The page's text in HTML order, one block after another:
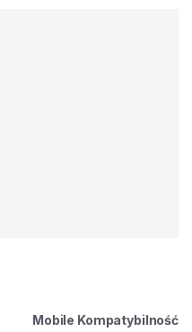
Mobile Kompatybilność